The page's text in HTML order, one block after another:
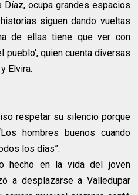
ocupa grandes espacios
siguen dando vueltas
de ellas tiene que ver con
pueblo', quien cuenta diversas
Elvira.
respetar su silencio porque
hombres buenos cuando
los días”.
hecho en la vida del joven
a desplazarse a Valledupar